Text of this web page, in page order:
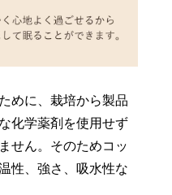
めに、栽培から製品
化学薬剤を使用せず
せん。そのためコッ
性、強さ、吸水性な